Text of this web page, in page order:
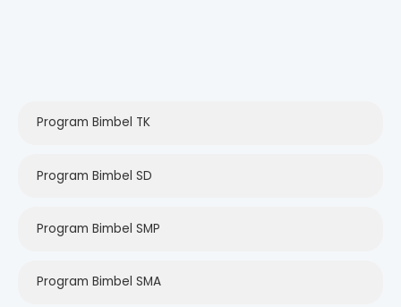
Program Bimbel TK
Program Bimbel SD
Program Bimbel SMP
Program Bimbel SMA